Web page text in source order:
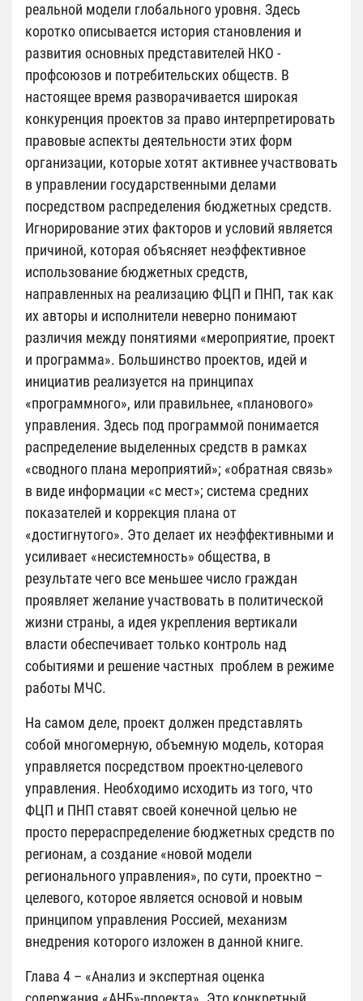
реальной модели глобального уровня. Здесь
коротко описывается история становления и
развития основных представителей НКО -
профсоюзов и потребительских обществ. В
настоящее время разворачивается широкая
конкуренция проектов за право интерпретировать
правовые аспекты деятельности этих форм
организации, которые хотят активнее участвовать
в управлении государственными делами
посредством распределения бюджетных средств.
Игнорирование этих факторов и условий является
причиной, которая объясняет неэффективное
использование бюджетных средств,
направленных на реализацию ФЦП и ПНП, так как
их авторы и исполнители неверно понимают
различия между понятиями «мероприятие, проект
и программа». Большинство проектов, идей и
инициатив реализуется на принципах
«программного», или правильнее, «планового»
управления. Здесь под программой понимается
распределение выделенных средств в рамках
«сводного плана мероприятий»; «обратная связь»
в виде информации «с мест»; система средних
показателей и коррекция плана от
«достигнутого». Это делает их неэффективными и
усиливает «несистемность» общества, в
результате чего все меньшее число граждан
проявляет желание участвовать в политической
жизни страны, а идея укрепления вертикали
власти обеспечивает только контроль над
событиями и решение частных проблем в режиме
работы МЧС.
На самом деле, проект должен представлять
собой многомерную, объемную модель, которая
управляется посредством проектно-целевого
управления. Необходимо исходить из того, что
ФЦП и ПНП ставят своей конечной целью не
просто перераспределение бюджетных средств по
регионам, а создание «новой модели
регионального управления», по сути, проектно –
целевого, которое является основой и новым
принципом управления Россией, механизм
внедрения которого изложен в данной книге.
Глава 4 – «Анализ и экспертная оценка